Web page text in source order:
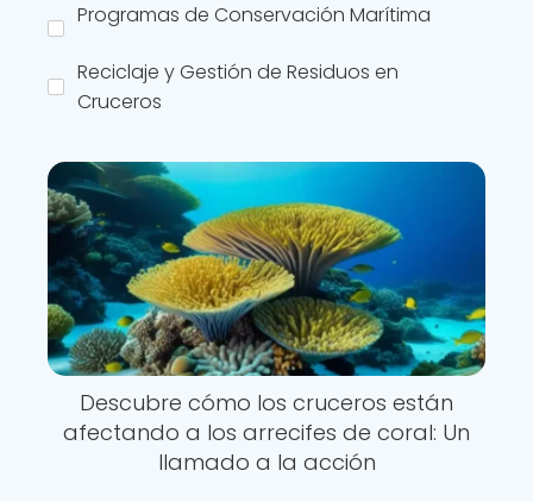
Programas de Conservación Marítima
Reciclaje y Gestión de Residuos en
Cruceros
Descubre cómo los cruceros están
afectando a los arrecifes de coral: Un
llamado a la acción